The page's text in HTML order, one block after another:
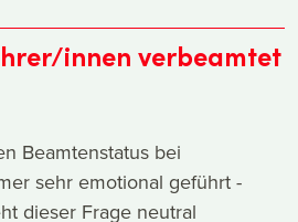
innen verbeamtet
Beamtenstatus bei
sehr emotional geführt -
dieser Frage neutral